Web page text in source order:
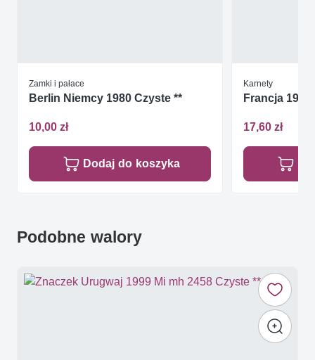
Zamki i pałace
Berlin Niemcy 1980 Czyste **
10,00 zł
Dodaj do koszyka
Karnety
Francja 1990
17,60 zł
Podobne walory